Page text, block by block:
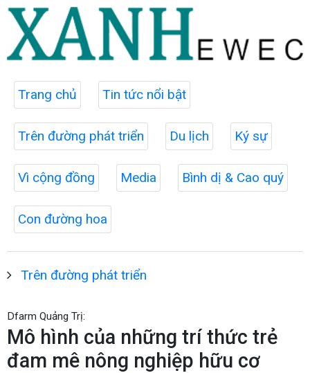
Trang chủ Tin tức nổi bật
Trên đường phát triển Du lịch Ký sự
Vì cộng đồng Media Bình dị & Cao quý
Con đường hoa
Trên đường phát triển
Dfarm Quảng Trị:
Mô hình của những trí thức trẻ
đam mê nông nghiệp hữu cơ